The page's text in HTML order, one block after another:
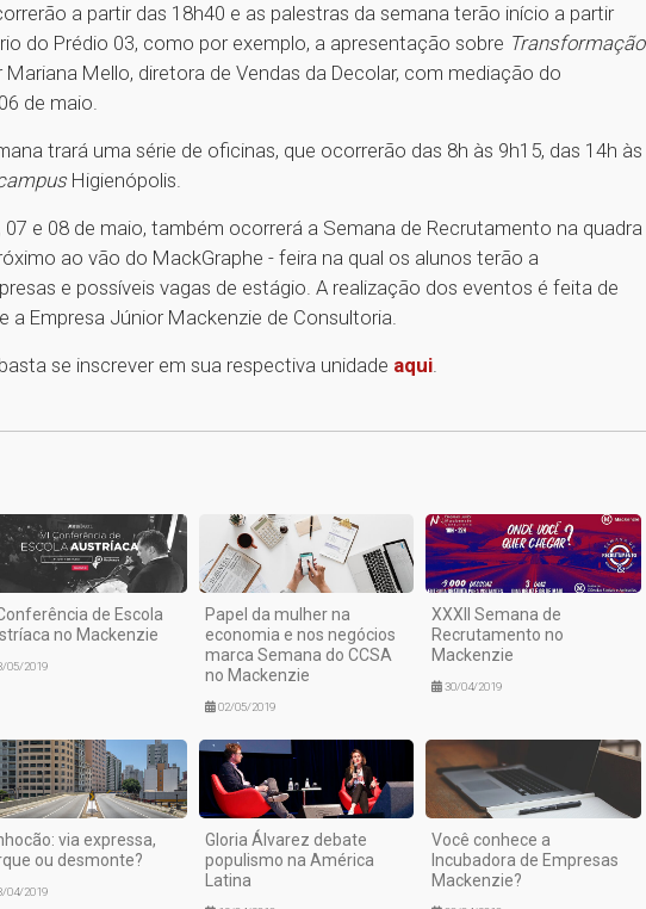
a partir das 18h40 e as palestras da semana terão início a partir
do Prédio 03, como por exemplo, a apresentação sobre Transformação
Mello, diretora de Vendas da Decolar, com mediação do
de maio.
trará uma série de oficinas, que ocorrerão das 8h às 9h15, das 14h às
Higienópolis.
e 08 de maio, também ocorrerá a Semana de Recrutamento na quadra
ao vão do MackGraphe - feira na qual os alunos terão a
e possíveis vagas de estágio. A realização dos eventos é feita de
a Empresa Júnior Mackenzie de Consultoria.
se inscrever em sua respectiva unidade aqui.
1
de Escola
no Mackenzie
05/2019
Papel da mulher na
economia e nos negócios
marca Semana do CCSA
no Mackenzie
02/05/2019
XXXII Semana de
Recrutamento no
Mackenzie
30/04/2019
via expressa,
ou desmonte?
04/2019
Gloria Álvarez debate
populismo na América
Latina
Você conhece a
Incubadora de Empresas
Mackenzie?